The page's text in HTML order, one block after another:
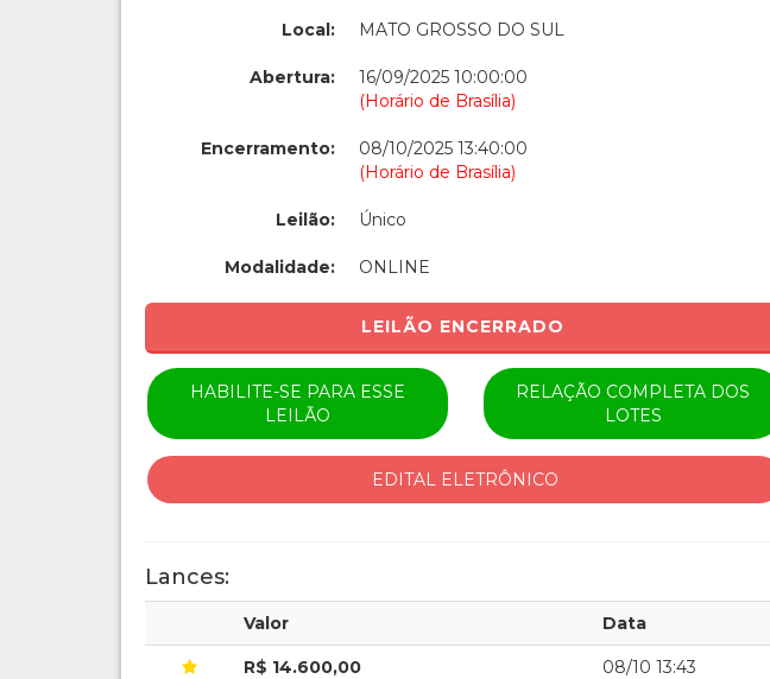
Local: MATO GROSSO DO SUL
Abertura:
16/09/2025 10:00:00
(Horário de Brasília)
Encerramento:
08/10/2025 13:40:00
(Horário de Brasília)
Leilão: Único
Modalidade: ONLINE
LEILÃO ENCERRADO
HABILITE-SE PARA ESSE
LEILÃO
RELAÇÃO COMPLETA DOS
LOTES
EDITAL ELETRÔNICO
Lances:
Valor Data
R$ 14.600,00 08/10 13:43